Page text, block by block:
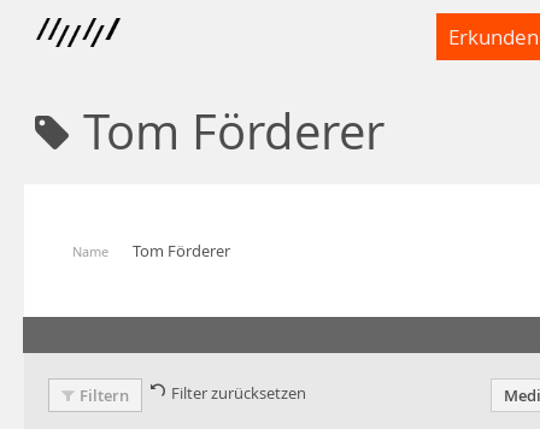
Erkunden
Tom Förderer
Name Tom Förderer
Filtern Filter zurücksetzen